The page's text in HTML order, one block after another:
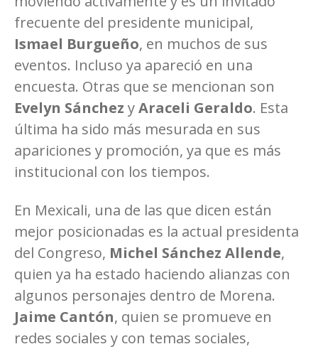
frecuente del presidente municipal,
Ismael Burgueño, en muchos de sus
eventos. Incluso ya apareció en una
encuesta. Otras que se mencionan son
Evelyn Sánchez yAraceli Geraldo. Esta
última ha sido más mesurada en sus
apariciones y promoción, ya que es más
institucional con los tiempos.
En Mexicali, una de las que dicen están
mejor posicionadas es la actual presidenta
del Congreso, Michel Sánchez Allende,
quien ya ha estado haciendo alianzas con
algunos personajes dentro de Morena.
Jaime Cantón, quien se promueve en
redes sociales y con temas sociales,